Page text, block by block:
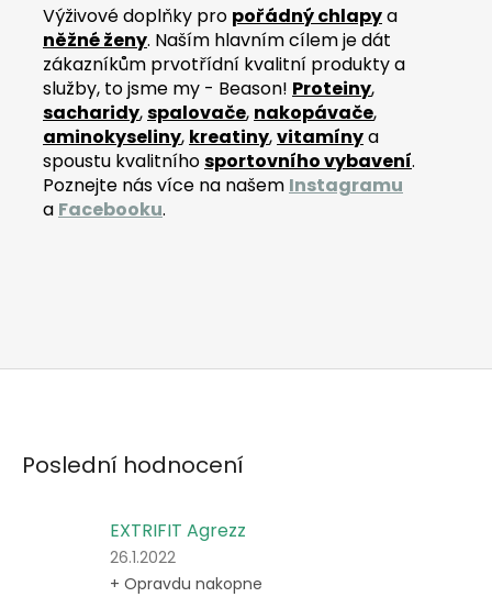
Výživové doplňky pro pořádný chlapya
něžné ženy. Naším hlavním cílem je dát
zákazníkům prvotřídní kvalitní produkty a
služby, to jsme my - Beason! Proteiny,
sacharidy,spalovače, nakopávače,
aminokyseliny, kreatiny,vitamínya
spoustu kvalitníhosportovního vybavení.
Poznejte nás více na našem Instagramu
a Facebooku.
Poslední hodnocení
EXTRIFIT Agrezz
Hodnocení
produktu
26.1.2022
+ Opravdu nakopne